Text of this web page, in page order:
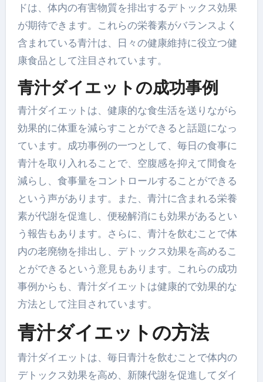
ドは、体内の有害物質を排出するデトックス効果
が期待できます。これらの栄養素がバランスよく
含まれている青汁は、日々の健康維持に役立つ健
康食品として注目されています。
青汁ダイエットの成功事例
青汁ダイエットは、健康的な食生活を送りながら
効果的に体重を減らすことができると話題になっ
ています。成功事例の一つとして、毎日の食事に
青汁を取り入れることで、空腹感を抑えて間食を
減らし、食事量をコントロールすることができる
という声があります。また、青汁に含まれる栄養
素が代謝を促進し、便秘解消にも効果があるとい
う報告もあります。さらに、青汁を飲むことで体
内の老廃物を排出し、デトックス効果を高めるこ
とができるという意見もあります。これらの成功
事例からも、青汁ダイエットは健康的で効果的な
方法として注目されています。
青汁ダイエットの方法
青汁ダイエットは、毎日青汁を飲むことで体内の
デトックス効果を高め、新陳代謝を促進してダイ